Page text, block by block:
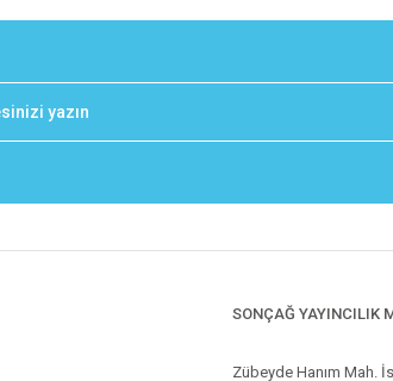
SONÇAĞ YAYINCILIK
Zübeyde Hanım Mah.